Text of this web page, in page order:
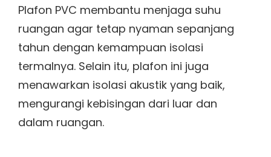
Plafon PVC membantu menjaga suhu
ruangan agar tetap nyaman sepanjang
tahun dengan kemampuan isolasi
termalnya. Selain itu, plafon ini juga
menawarkan isolasi akustik yang baik,
mengurangi kebisingan dari luar dan
dalam ruangan.